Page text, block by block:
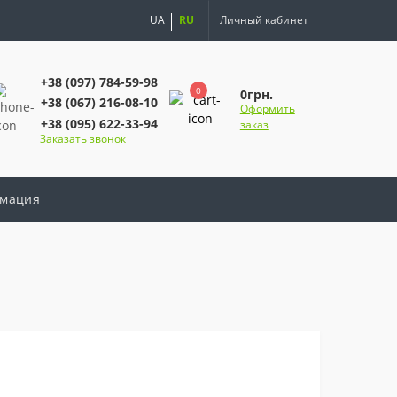
UA RU Личный кабинет
+38 (097) 784-59-98
+38 (067) 216-08-10
+38 (095) 622-33-94
Заказать звонок
0 0грн.
Оформить
заказ